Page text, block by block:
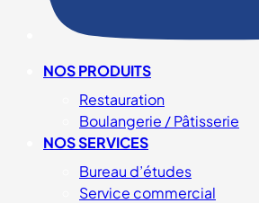
NOS PRODUITS
Restauration
Boulangerie / Pâtisserie
NOS SERVICES
Bureau d’études
Service commercial